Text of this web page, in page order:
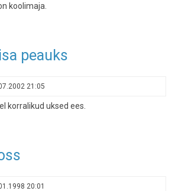
koolimaja.
peauks
21:05
korralikud uksed ees.
20:01